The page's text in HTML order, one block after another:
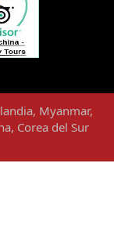
, Myanmar,
, Corea del Sur